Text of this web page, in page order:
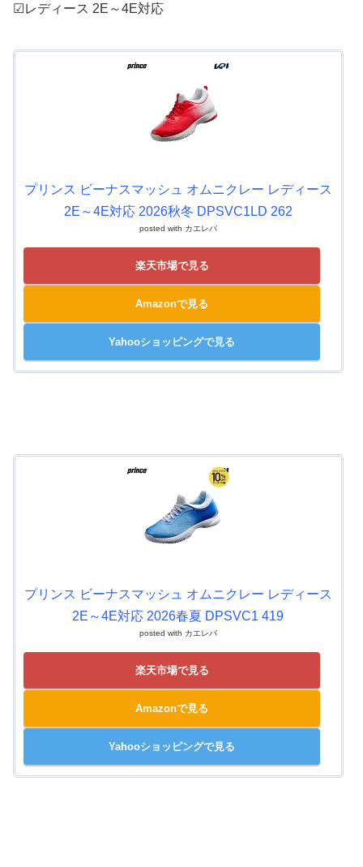
☑レディース 2E～4E対応
プリンス ビーナスマッシュ オムニクレー レディース
2E～4E対応 2026秋冬 DPSVC1LD 262
posted with カエレバ
楽天市場で見る
Amazonで見る
Yahooショッピングで見る
プリンス ビーナスマッシュ オムニクレー レディース
2E～4E対応 2026春夏 DPSVC1 419
posted with カエレバ
楽天市場で見る
Amazonで見る
Yahooショッピングで見る